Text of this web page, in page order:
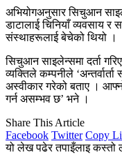
अभियोगअनुसार सिचुआन
डाटालाई चिनियाँ व्यवसाय र
संस्थाहरूलाई बेचेको थियो ।
सिचुआन साइलेन्समा दर्ता
व्यक्तिले कम्पनीले ‘अन्तर्वार्ता
अस्वीकार गरेको बताए ।
गर्न असम्भव छ’ भने ।
Share This Article
Facebook Twitter Copy
यो लेख पढेर तपाइँलाइ कस्तो